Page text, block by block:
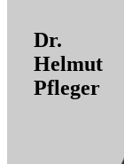
Dr.
Helmut
Pfleger